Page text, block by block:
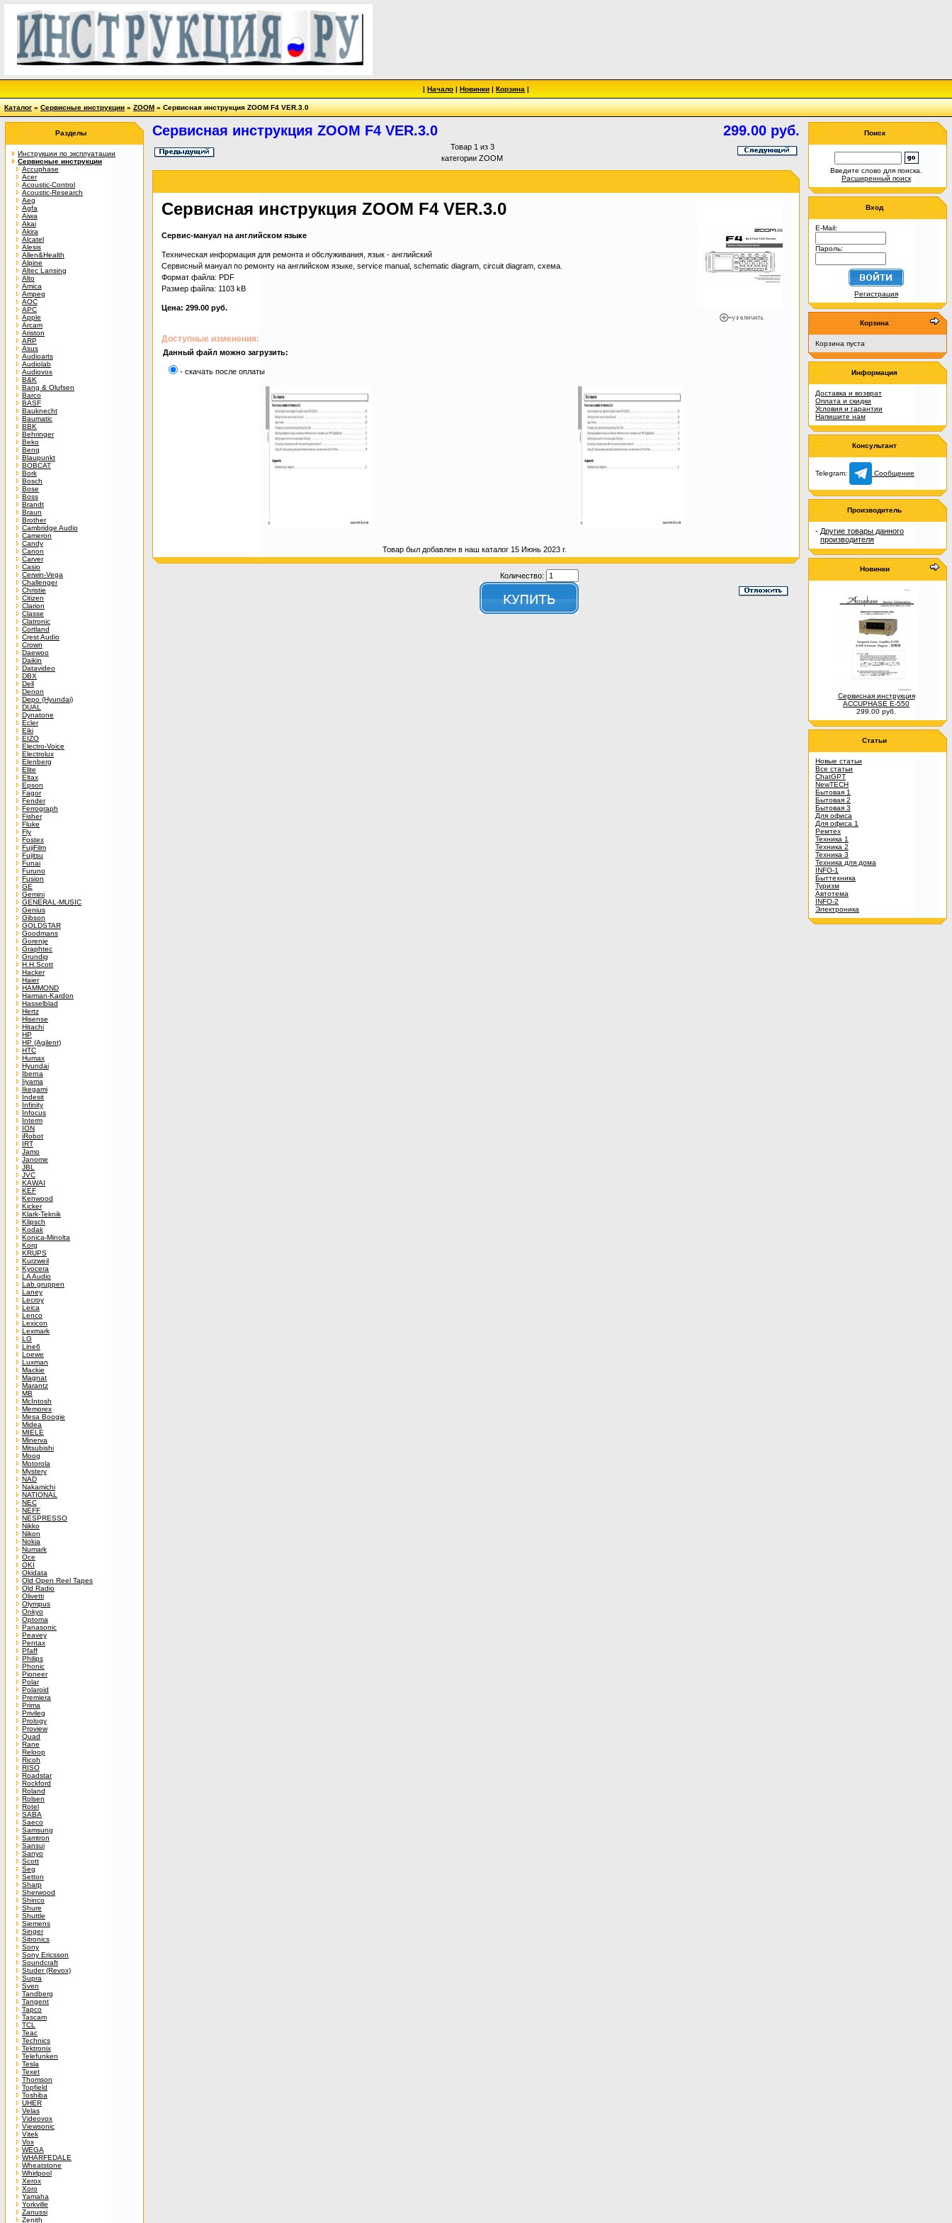
| Начало | Новинки | Корзина |
Каталог»Сервисные инструкции»ZOOM» Сервисная инструкция ZOOM F4 VER.3.0
Разделы
Инструкции по эксплуатации
Сервисные инструкции
Accuphase
Acer
Acoustic-Control
Acoustic-Research
Aeg
Agfa
Aiwa
Akai
Akira
Alcatel
Alesis
Allen&Health
Alpine
Altec Lansing
Alto
Amica
Ampeg
AOC
APC
Apple
Arcam
Ariston
ARP
Asus
Audioarts
Audiolab
Audiovox
B&K
Bang & Olufsen
Barco
BASF
Bauknecht
Baumatic
BBK
Behringer
Beko
Benq
Blaupunkt
BOBCAT
Bork
Bosch
Bose
Boss
Brandt
Braun
Brother
Cambridge Audio
Cameron
Candy
Canon
Carver
Casio
Cerwin-Vega
Challenger
Christie
Citizen
Clarion
Classe
Clatronic
Cortland
Crest Audio
Crown
Daewoo
Daikin
Datavideo
DBX
Dell
Denon
Depo (Hyundai)
DUAL
Dynatone
Ecler
Eiki
EIZO
Electro-Voice
Electrolux
Elenberg
Elite
Eltax
Epson
Fagor
Fender
Ferrograph
Fisher
Fluke
Fly
Fostex
FujiFilm
Fujitsu
Funai
Furuno
Fusion
GE
Gemini
GENERAL-MUSIC
Genius
Gibson
GOLDSTAR
Goodmans
Gorenje
Graphtec
Grundig
H.H.Scott
Hacker
Haier
HAMMOND
Harman-Kardon
Hasselblad
Hertz
Hisense
Hitachi
HP
HP (Agilent)
HTC
Humax
Hyundai
Iberna
Iiyama
Ikegami
Indesit
Infinity
Infocus
Interm
ION
iRobot
IRT
Jamo
Janome
JBL
JVC
KAWAI
KEF
Kenwood
Kicker
Klark-Teknik
Klipsch
Kodak
Konica-Minolta
Korg
KRUPS
Kurzweil
Kyocera
LA Audio
Lab.gruppen
Laney
Lecroy
Leica
Lenco
Lexicon
Lexmark
LG
Line6
Loewe
Luxman
Mackie
Magnat
Marantz
MB
McIntosh
Memorex
Mesa Boogie
Midea
MIELE
Minerva
Mitsubishi
Moog
Motorola
Mystery
NAD
Nakamichi
NATIONAL
NEC
NEFF
NESPRESSO
Nikko
Nikon
Nokia
Numark
Oce
OKI
Okidata
Old Open Reel Tapes
Old Radio
Olivetti
Olympus
Onkyo
Optoma
Panasonic
Peavey
Pentax
Pfaff
Philips
Phonic
Pioneer
Polar
Polaroid
Premiera
Prima
Privileg
Prology
Proview
Quad
Rane
Reloop
Ricoh
RISO
Roadstar
Rockford
Roland
Rolsen
Rotel
SABA
Saeco
Samsung
Samtron
Sansui
Sanyo
Scott
Seg
Setton
Sharp
Sherwood
Shinco
Shure
Shuttle
Siemens
Singer
Sitronics
Sony
Sony Ericsson
Soundcraft
Studer (Revox)
Supra
Sven
Tandberg
Tangent
Tapco
Tascam
TCL
Teac
Technics
Tektronix
Telefunken
Tesla
Texet
Thomson
Topfield
Toshiba
UHER
Velas
Videovox
Viewsonic
Vitek
Vox
WEGA
WHARFEDALE
Wheatstone
Whirlpool
Xerox
Xoro
Yamaha
Yorkville
Zanussi
Zenith
Сервисная инструкция ZOOM F4 VER.3.0 299.00 руб.
Товар 1 из 3
категории ZOOM
Сервисная инструкция ZOOM F4 VER.3.0
Сервис-мануал на английском языке
Техническая информация для ремонта и обслуживания, язык - английский
Сервисный мануал по ремонту на английском языке, service manual, schematic diagram, circuit diagram, схема.
Формат файла: PDF
Размер файла: 1103 kB
Цена: 299.00 руб.
Доступные изменения:
Данный файл можно загрузить:
- скачать после оплаты
Товар был добавлен в наш каталог 15 Июнь 2023 г.
Количество:
Поиск
Введите слово для поиска.
Расширенный поиск
Вход
E-Mail:
Пароль:
Регистрация
Корзина
Корзина пуста
Информация
Доставка и возврат
Оплата и скидки
Условия и гарантии
Напишите нам
Консультант
Telegram: Сообщение
Производитель
- Другие товары данного
производителя
Новинки
Сервисная инструкция
ACCUPHASE E-550
299.00 руб.
Статьи
Новые статьи
Все статьи
ChatGPT
NewTECH
Бытовая 1
Бытовая 2
Бытовая 3
Для офиса
Для офиса 1
Ремтех
Техника 1
Техника 2
Техника 3
Техника для дома
INFO-1
Быттехника
Туризм
Автотема
INFO-2
Электроника